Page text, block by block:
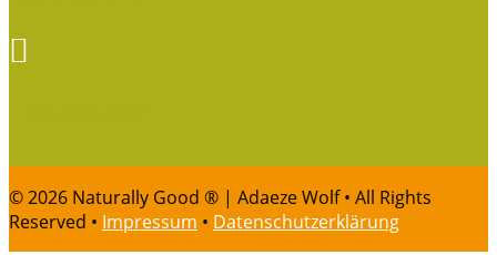

© 2026 Naturally Good ® | Adaeze Wolf • All Rights
Reserved • Impressum • Datenschutzerklärung